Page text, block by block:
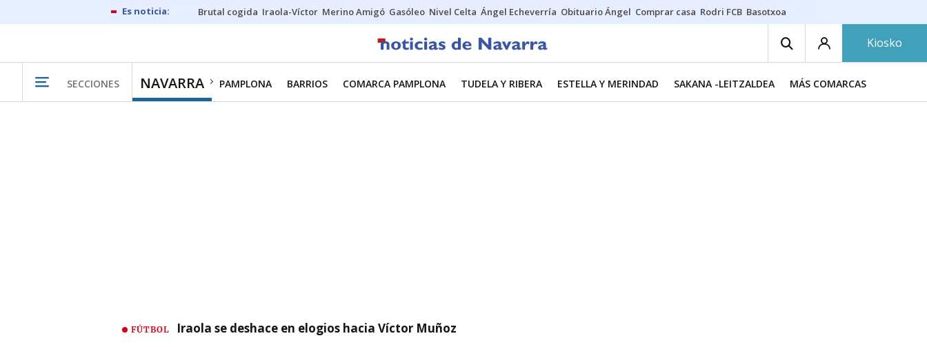
Brutal cogida Iraola-Víctor Merino Amigó Gasóleo Nivel Celta Ángel Echeverría Obituario Ángel Comprar casa Rodri FCB Basotxoa
Kiosko
SECCIONES NAVARRA PAMPLONA BARRIOS COMARCA PAMPLONA TUDELA Y RIBERA ESTELLA Y MERINDAD SAKANA -LEITZALDEA MÁS COMARCAS
FÚTBOL Iraola se deshace en elogios hacia Víctor Muñoz